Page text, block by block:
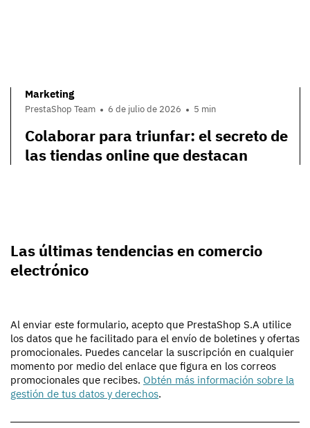
Marketing
PrestaShop Team 6 de julio de 2026 5 min
Colaborar para triunfar: el secreto de
las tiendas online que destacan
Las últimas tendencias en comercio
electrónico
Al enviar este formulario, acepto que PrestaShop S.A utilice
los datos que he facilitado para el envío de boletines y ofertas
promocionales. Puedes cancelar la suscripción en cualquier
momento por medio del enlace que figura en los correos
promocionales que recibes. Obtén más información sobre la
gestión de tus datos y derechos.